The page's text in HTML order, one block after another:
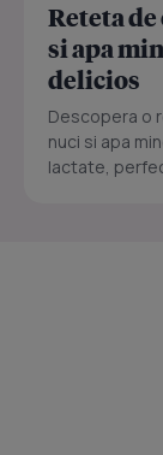
Reteta de
si apa
delicios
Descopera o
nuci si apa
lactate,